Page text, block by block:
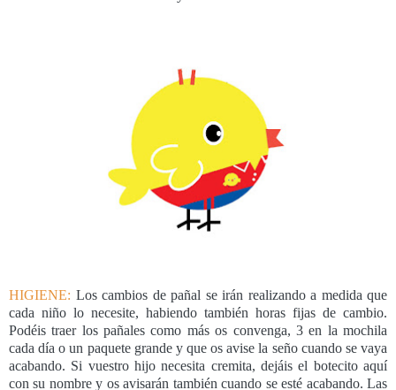
HIGIENE: Los cambios de pañal se irán realizando a medida que
cada niño lo necesite, habiendo también horas fijas de cambio.
Podéis traer los pañales como más os convenga, 3 en la mochila
cada día o un paquete grande y que os avise la seño cuando se vaya
acabando. Si vuestro hijo necesita cremita, dejáis el botecito aquí
con su nombre y os avisarán también cuando se esté acabando. Las